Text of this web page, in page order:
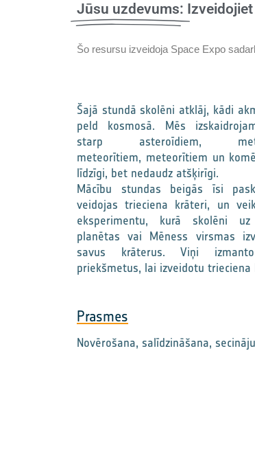
Jūsu uzdevums:
Šo resursu izveidoja Space Expo
Šajā stundā skolēni atklāj, kādi
peld kosmosā. Mēs
starp asteroīdiem,
meteorītiem, meteorītiem un
līdzīgi, bet nedaudz atšķirīgi.
Mācību stundas beigās īsi
veidojas trieciena krāteri, un
eksperimentu, kurā skolēni uz
planētas vai Mēness virsmas
savus krāterus. Viņi
priekšmetus, lai izveidotu trieciena
Prasmes
Novērošana, salīdzināšana,